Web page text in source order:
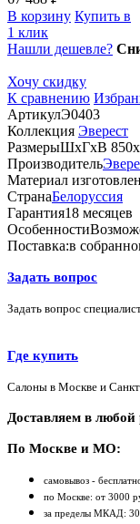
В корзину Купить в
1 клик
Нашли дешевле?
Хочу скидку
К сравнению
АртикулЭ0403
Коллекция Эверест
РазмерыШхГхВ
Производитель
Материал
СтранаБелоруссия
Гарантия18 месяцев
Особенности
Поставка:в
Задать вопрос
Задать вопрос
Где купить
Салоны в Москве и
Доставляем в любой
По Москве и МО:
самовывоз -
по Москве: от 3000
за пределы МКАД: